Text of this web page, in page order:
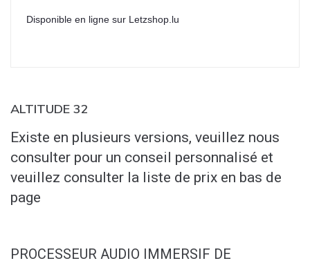
Disponible en ligne sur Letzshop.lu
ALTITUDE 32
Existe en plusieurs versions, veuillez nous
consulter pour un conseil personnalisé et
veuillez consulter la liste de prix en bas de
page
PROCESSEUR AUDIO IMMERSIF DE